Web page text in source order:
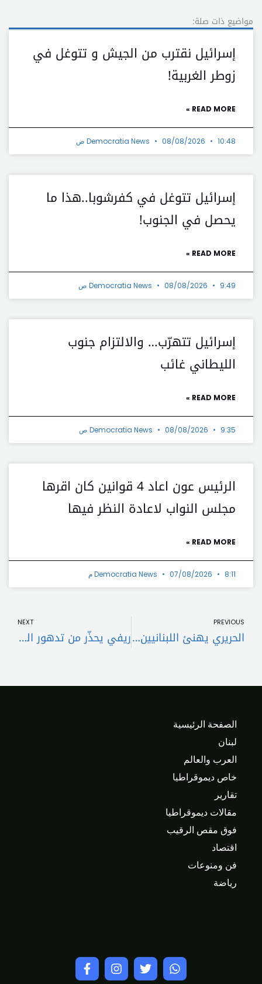
مواضيع ذات صلة:
إسرائيل نقترب من الجيش و تتوغل في
زوطر الغربية!
READ MORE »
Democratia News 08/08/2026 10:48 ص
إسرائيل تتوغل في كفرشوبا..هذا ما
يحصل في الجنوب!
READ MORE »
Democratia News 08/08/2026 9:49 ص
إسرائيل تتهرّب… والالتزام جنوب
الليطاني غائب
READ MORE »
Democratia News 08/08/2026 9:35 ص
الرئيس عون اعاد 4 قوانين كان اقرها
مجلس النواب لاعادة النظر فيها
READ MORE »
Democratia News 07/08/2026 8:11 م
PREVIOUS
الحريري يهنئ اللبنانيين بعيد المولد النبوي الشريف
NEXT
ريفي يحذّر من تدهور الوضع الأمني في طرابلس
الصفحة الرئيسية
لبنان
العرب والعالم
خاص ديموقراطيا
تقارير
مقالات ديموقراطيا
فوق مقص الرقيب
اقتصاد
فن ومنوعات
رياضة